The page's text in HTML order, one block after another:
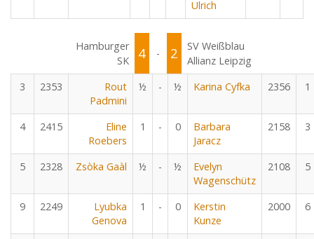
Ulrich
Hamburger
SK
4 - 2
SV Weißblau
Allianz Leipzig
3
2353
Rout
Padmini
½ - ½ Karina Cyfka 2356 1
4 2415
Eline
Roebers
1 - 0
Barbara
Jaracz
2158 3
5 2328 Zsòka Gaàl ½ - ½
Evelyn
Wagenschütz
2108 5
9 2249
Lyubka
Genova
1 - 0
Kerstin
Kunze
2000 6